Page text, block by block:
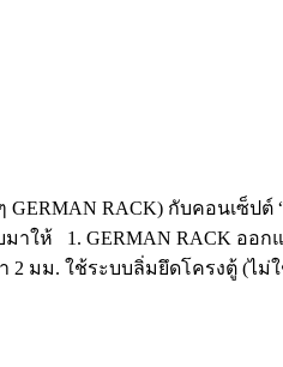
RACK) กับคอนเซ็
าให้ 1. GERMAN RACK อ
2 มม. ใช้ระบบลิ่มยึดโครงตู้ (